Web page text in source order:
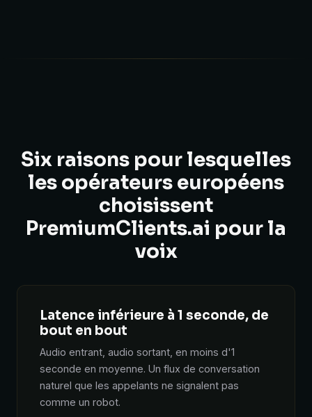
Six raisons pour lesquelles
les opérateurs européens
choisissent
PremiumClients.ai pour la
voix
Latence inférieure à 1 seconde, de
bout en bout
Audio entrant, audio sortant, en moins d'1
seconde en moyenne. Un flux de conversation
naturel que les appelants ne signalent pas
comme un robot.